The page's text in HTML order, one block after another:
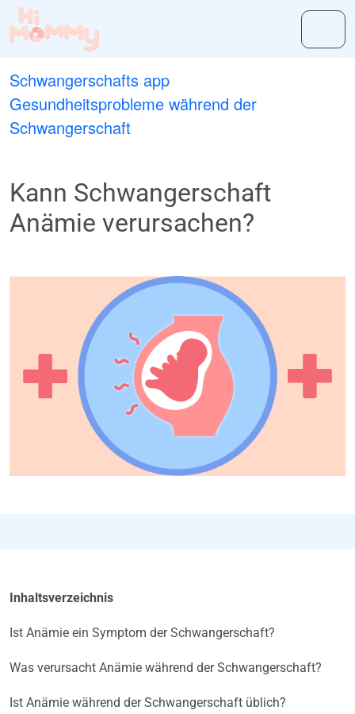
Schwangerschafts app
Gesundheitsprobleme während der
Schwangerschaft
Kann Schwangerschaft
Anämie verursachen?
Inhaltsverzeichnis
Ist Anämie ein Symptom der Schwangerschaft?
Was verursacht Anämie während der Schwangerschaft?
Ist Anämie während der Schwangerschaft üblich?